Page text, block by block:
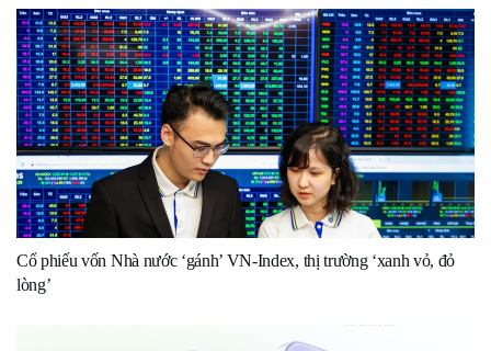
Cổ phiếu vốn Nhà nước ‘gánh’ VN-Index, thị trường ‘xanh vỏ, đỏ
lòng’